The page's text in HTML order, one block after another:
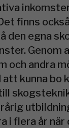
finns
den egna
Genom
och andra
kunna bo
i flera år